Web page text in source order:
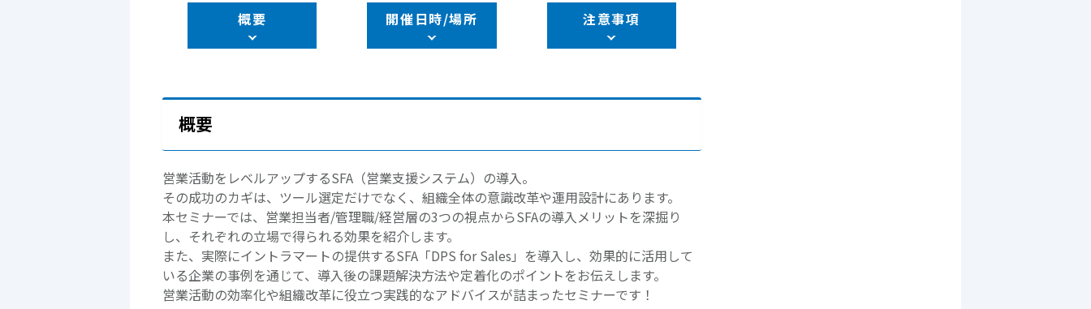
概要 開催日時/場所 注意事項
概要
営業活動をレベルアップするSFA（営業支援システム）の導入。
その成功のカギは、ツール選定だけでなく、組織全体の意識改革や運用設計にあります。
本セミナーでは、営業担当者/管理職/経営層の3つの視点からSFAの導入メリットを深掘り
し、それぞれの立場で得られる効果を紹介します。
また、実際にイントラマートの提供するSFA「DPS for Sales」を導入し、効果的に活用して
いる企業の事例を通じて、導入後の課題解決方法や定着化のポイントをお伝えします。
営業活動の効率化や組織改革に役立つ実践的なアドバイスが詰まったセミナーです！